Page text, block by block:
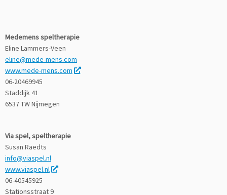
Medemens speltherapie
Eline Lammers-Veen
eline@mede-mens.com
www.mede-mens.com
06-20469945
Staddijk 41
6537 TW Nijmegen
Via spel, speltherapie
Susan Raedts
info@viaspel.nl
www.viaspel.nl
06-40545925
Stationsstraat 9